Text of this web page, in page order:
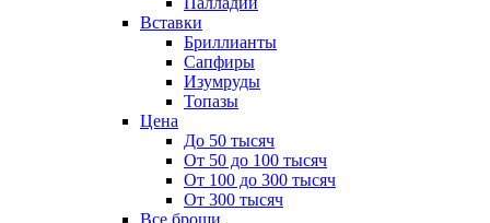
Вставки
Бриллианты
Сапфиры
Изумруды
Топазы
Цена
До 50 тысяч
От 50 до 100 тысяч
От 100 до 300 тысяч
От 300 тысяч
Все броши